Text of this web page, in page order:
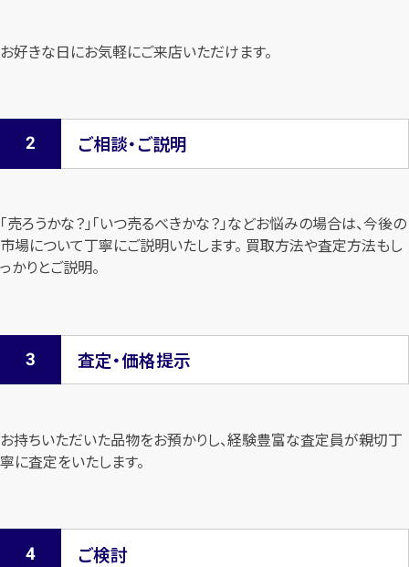
お好きな日にお気軽にご来店いただけます。
ご相談・ご説明
「売ろうかな？」「いつ売るべきかな？」などお悩みの場合は、今後の
市場について丁寧にご説明いたします。 買取方法や査定方法もし
っかりとご説明。
査定・価格提示
お持ちいただいた品物をお預かりし、経験豊富な査定員が親切丁
寧に査定をいたします。
ご検討